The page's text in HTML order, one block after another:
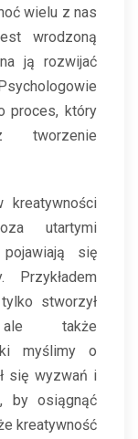
wielu z nas
wrodzoną
ją rozwijać
proces, który
tworzenie
kreatywności
utartymi
się
Przykładem
stworzył
ale także
myślimy o
się wyzwań i
by osiągnąć
kreatywność